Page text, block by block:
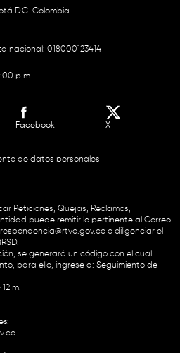
D.C. Colombia.
nacional: 018000123414
p.m.
Facebook X
de datos personales
Peticiones, Quejas, Reclamos,
puede remitir lo pertinente al Correo
o diligenciar el
se generará un código con el cual
para ello, ingrese a: Seguimiento de
m.